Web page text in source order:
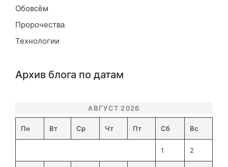
Обовсём
Пророчества
Технологии
Архив блога по датам
АВГУСТ 2026
Пн Вт Ср Чт Пт Сб Вс
1 2